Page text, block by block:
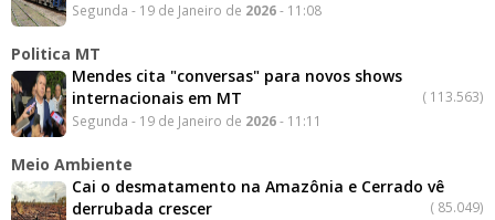
Segunda - 19 de Janeiro de 2026- 11:08
Politica MT
Mendes cita "conversas" para novos shows
internacionais em MT
( 113.563)
Segunda - 19 de Janeiro de 2026- 11:11
Meio Ambiente
Cai o desmatamento na Amazônia e Cerrado vê
derrubada crescer
( 85.049)